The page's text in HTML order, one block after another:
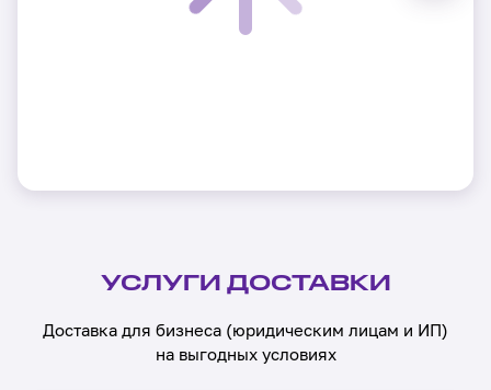
УСЛУГИ ДОСТАВКИ
Доставка для бизнеса (юридическим лицам и ИП)
на выгодных условиях